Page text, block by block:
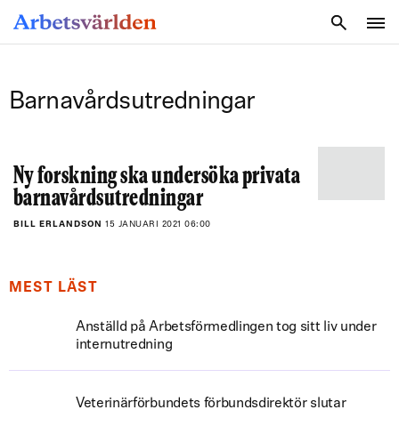
Barnavårdsutredningar
Ny forskning ska undersöka privata
barnavårdsutredningar
BILL ERLANDSON 15 JANUARI 2021 06:00
MEST LÄST
Anställd på Arbetsförmedlingen tog sitt liv under
internutredning
Veterinärförbundets förbundsdirektör slutar